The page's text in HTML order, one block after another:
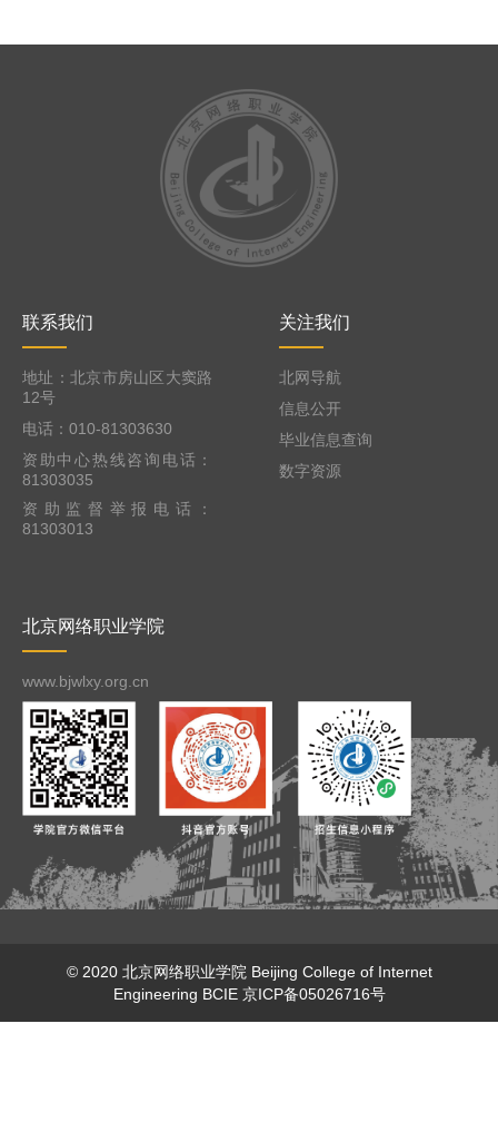
联系我们
地址：北京市房山区大窦路
12号
电话：010-81303630
资助中心热线咨询电话：
81303035
资助监督举报电话：
81303013
关注我们
北网导航
信息公开
毕业信息查询
数字资源
北京网络职业学院
www.bjwlxy.org.cn
© 2020 北京网络职业学院 Beijing College of Internet
Engineering BCIE 京ICP备05026716号